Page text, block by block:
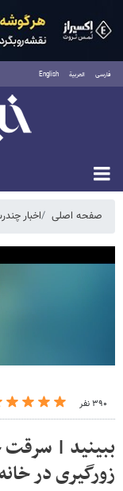
فارسی العربية English
یکشنبه
صفحه اصلی اخبار
۳۹۰ نفر
ببینید | سرقت
زورگیری در